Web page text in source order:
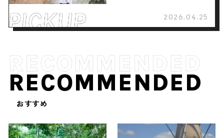
2026.04.25
RECOMMENDED
おすすめ